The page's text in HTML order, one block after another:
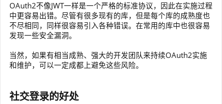
OAuth2不像JWT一样是一个严格的标准协议，因此在实施过程
中更容易出错。尽管有很多现有的库，但是每个库的成熟度也
不尽相同，同样很容易引入各种错误。在常用的库中也很容易
发现一些安全漏洞。
当然，如果有相当成熟、强大的开发团队来持续OAuth2实施
和维护，可以一定成都上避免这些风险。
社交登录的好处